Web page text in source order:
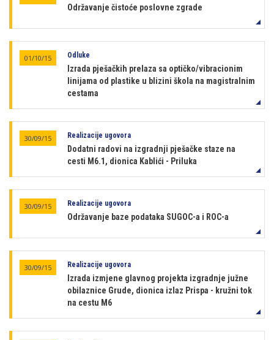
Održavanje čistoće poslovne zgrade
01/10/15 Odluke
Izrada pješačkih prelaza sa optičko/vibracionim
linijama od plastike u blizini škola na magistralnim
cestama
30/09/15 Realizacije ugovora
Dodatni radovi na izgradnji pješačke staze na
cesti M6.1, dionica Kablići - Priluka
30/09/15 Realizacije ugovora
Održavanje baze podataka SUGOC-a i ROC-a
30/09/15 Realizacije ugovora
Izrada izmjene glavnog projekta izgradnje južne
obilaznice Grude, dionica izlaz Prispa - kružni tok
na cestu M6